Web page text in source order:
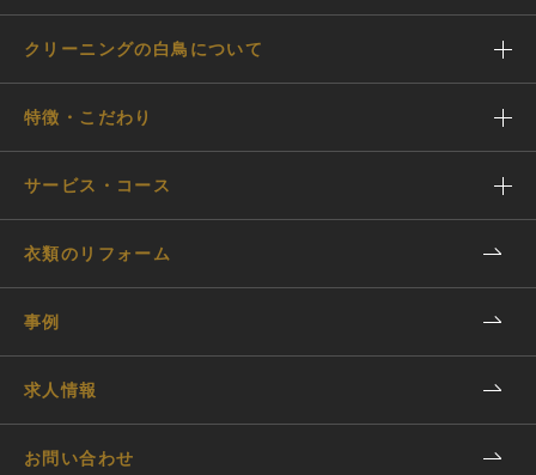
クリーニングの白鳥について
特徴・こだわり
サービス・コース
衣類のリフォーム
事例
求人情報
お問い合わせ